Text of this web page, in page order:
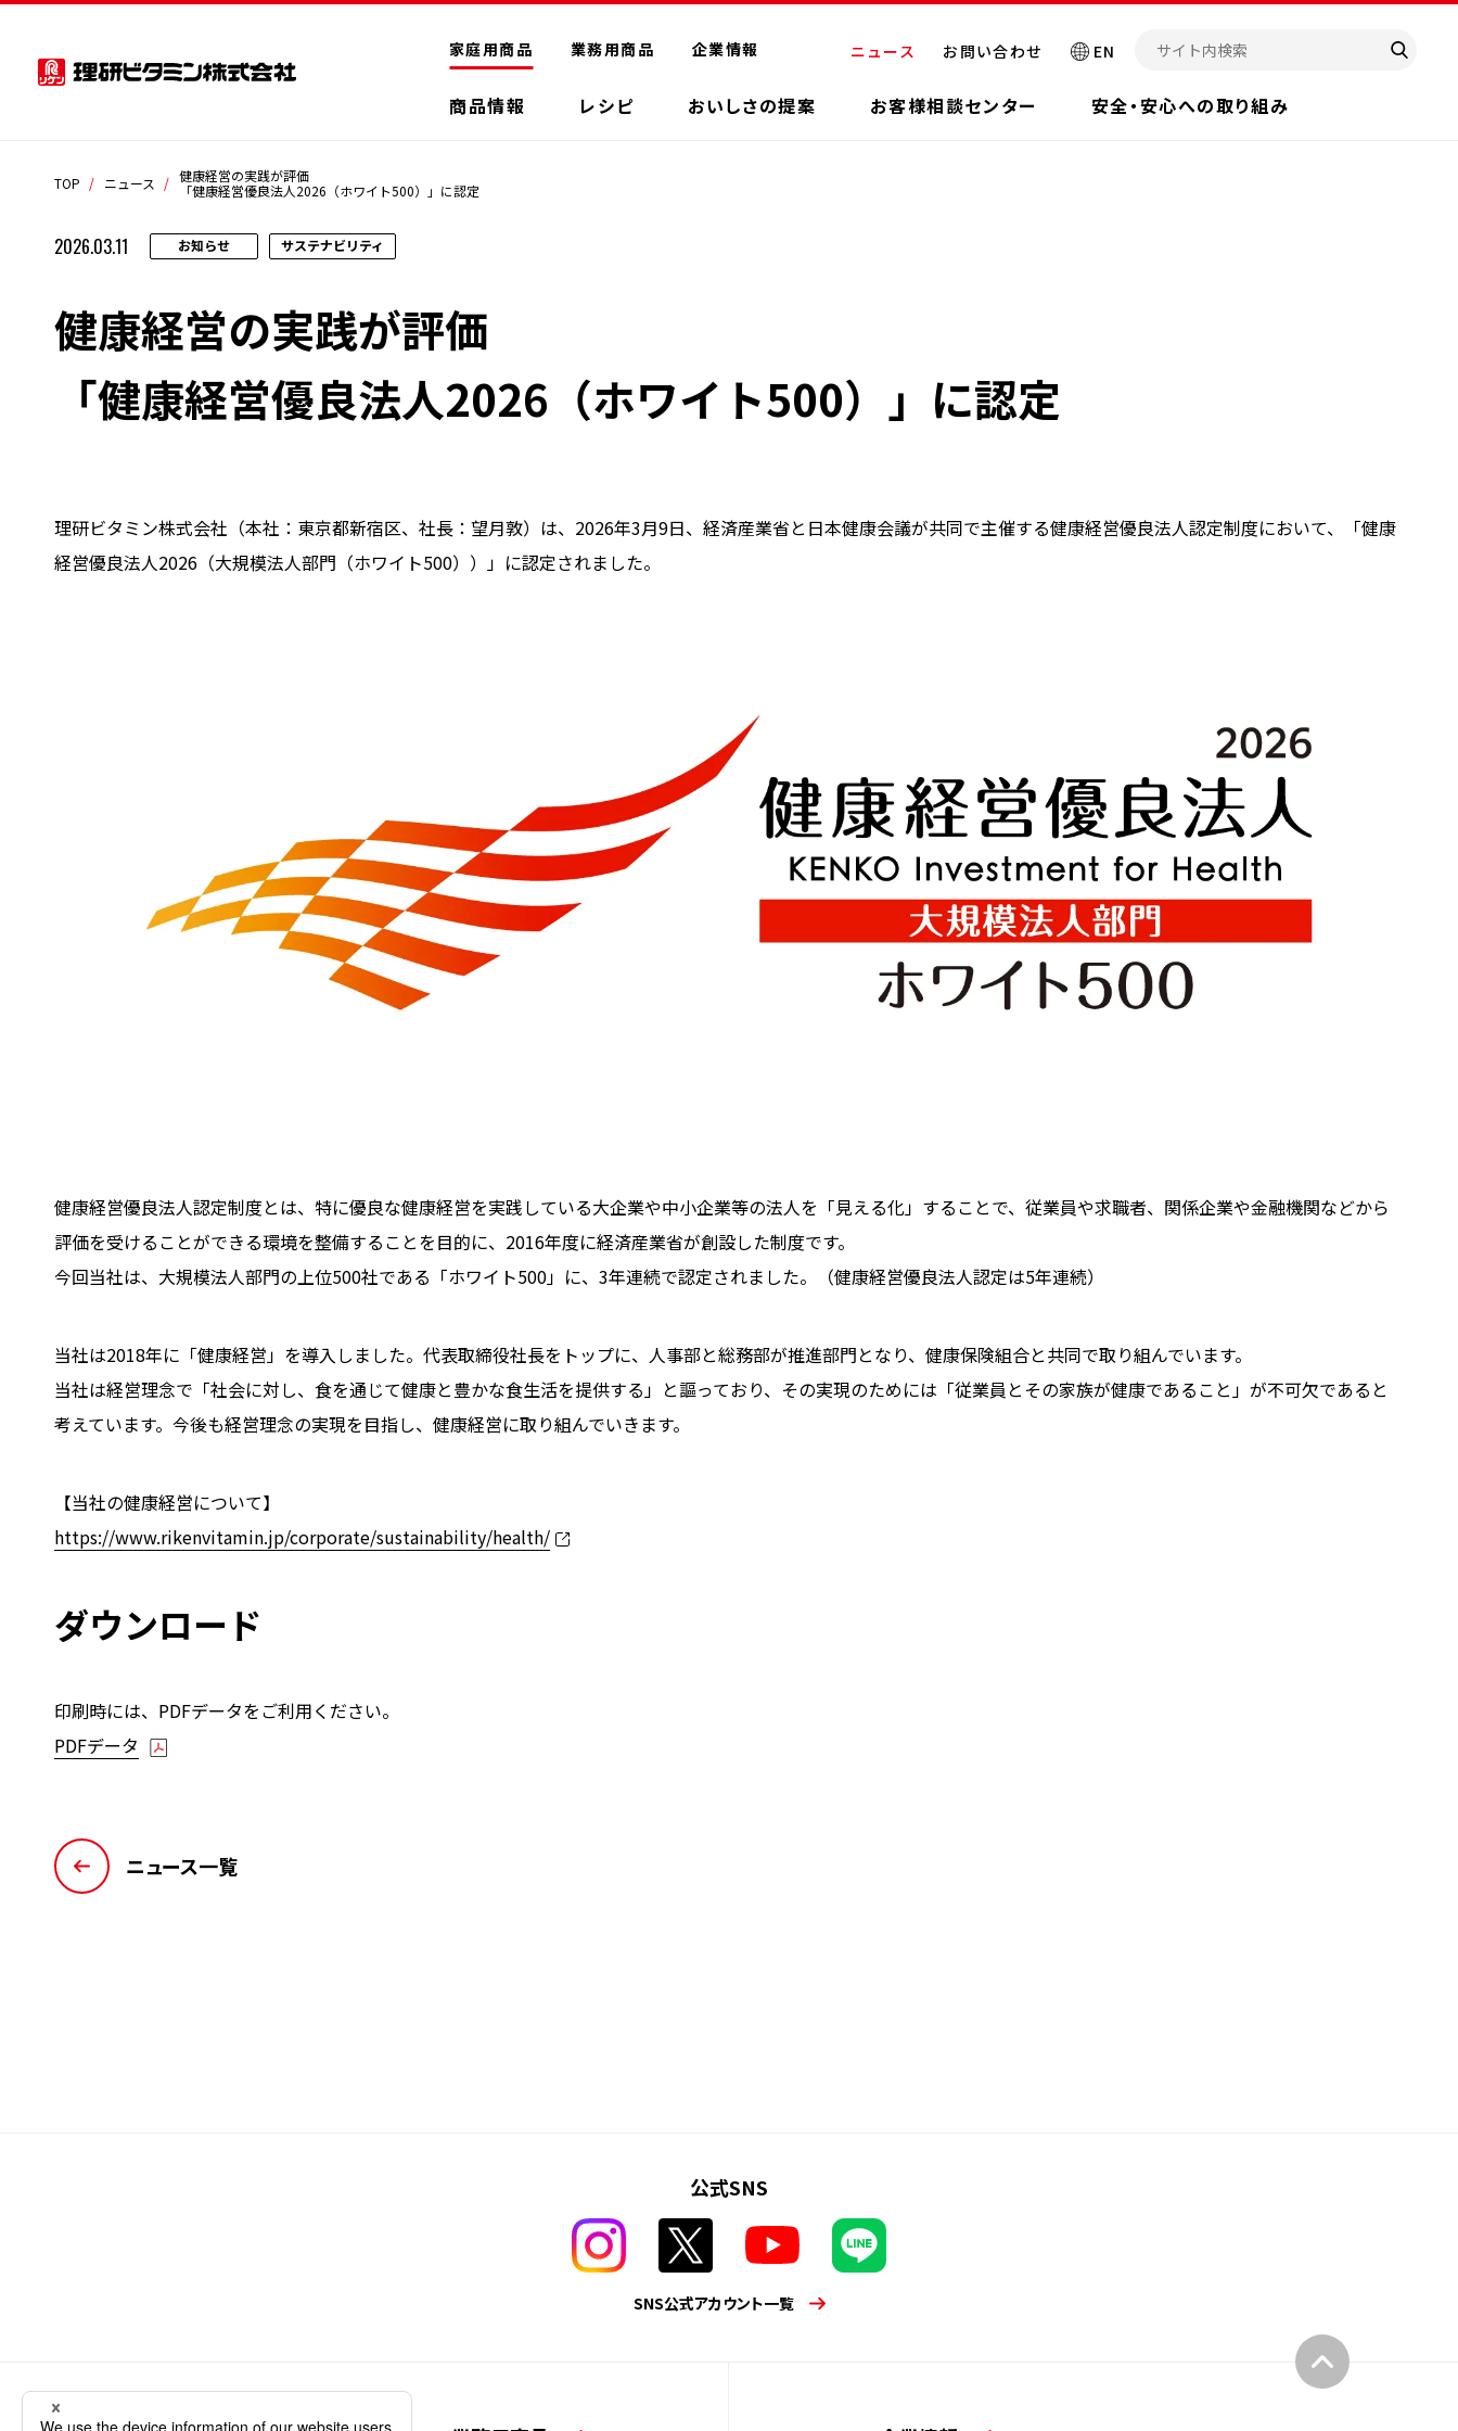
家庭用商品 業務用商品 企業情報 ニュース お問い合わせ EN
商品情報 レシピ おいしさの提案 お客様相談センター 安全・安心への取り組み
TOP ニュース
健康経営の実践が評価
「健康経営優良法人2026（ホワイト500）」に認定
2026.03.11 お知らせ サステナビリティ
健康経営の実践が評価
「健康経営優良法人2026（ホワイト500）」に認定
理研ビタミン株式会社（本社：東京都新宿区、社長：望月敦）は、2026年3月9日、経済産業省と日本健康会議が共同で主催する健康経営優良法人認定制度において、「健康
経営優良法人2026（大規模法人部門（ホワイト500））」に認定されました。
健康経営優良法人認定制度とは、特に優良な健康経営を実践している大企業や中小企業等の法人を「見える化」することで、従業員や求職者、関係企業や金融機関などから
評価を受けることができる環境を整備することを目的に、2016年度に経済産業省が創設した制度です。
今回当社は、大規模法人部門の上位500社である「ホワイト500」に、3年連続で認定されました。（健康経営優良法人認定は5年連続）
当社は2018年に「健康経営」を導入しました。代表取締役社長をトップに、人事部と総務部が推進部門となり、健康保険組合と共同で取り組んでいます。
当社は経営理念で「社会に対し、食を通じて健康と豊かな食生活を提供する」と謳っており、その実現のためには「従業員とその家族が健康であること」が不可欠であると
考えています。今後も経営理念の実現を目指し、健康経営に取り組んでいきます。
【当社の健康経営について】
https://www.rikenvitamin.jp/corporate/sustainability/health/
ダウンロード
印刷時には、PDFデータをご利用ください。
PDFデータ
ニュース一覧
公式SNS
SNS公式アカウント一覧